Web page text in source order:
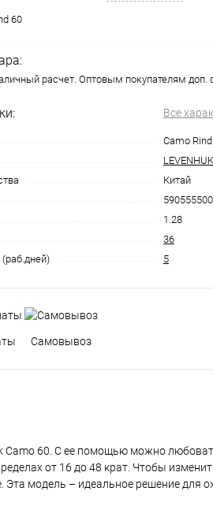
60
расчет. Оптовым покупателям доп.
Все
Camo
LEVENHUK
Китай
1.28
36
5
Самовывоз
Camo 60. С ее помощью можно
от 16 до 48 крат. Чтобы
Эта модель – идеальное решение для